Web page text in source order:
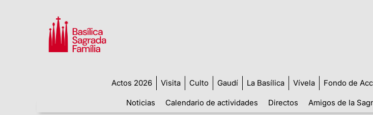
Actos 2026 Visita Culto Gaudí La Basílica Vívela Fondo de
Noticias
Calendario de actividades Directos Amigos de la